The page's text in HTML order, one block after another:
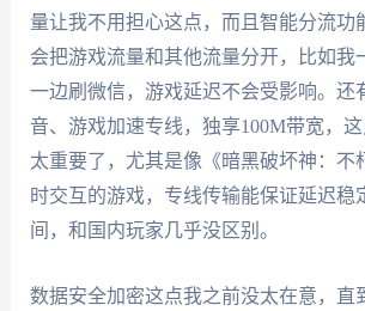
量让我不用担心这点，而且智能分流
会把游戏流量和其他流量分开，比如我
一边刷微信，游戏延迟不会受影响。还
音、游戏加速专线，独享100M带宽，
太重要了，尤其是像《暗黑破坏神：不
时交互的游戏，专线传输能保证延迟稳
间，和国内玩家几乎没区别。
数据安全加密这点我之前没太在意，直